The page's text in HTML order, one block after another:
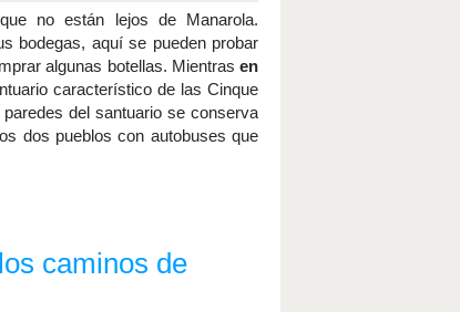
no están lejos de Manarola.
bodegas, aquí se pueden probar
algunas botellas. Mientras en
característico de las Cinque
del santuario se conserva
dos pueblos con autobuses que
caminos de